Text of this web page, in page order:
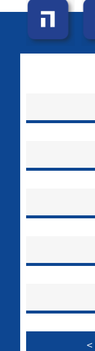
לכל מוצרי היצרן